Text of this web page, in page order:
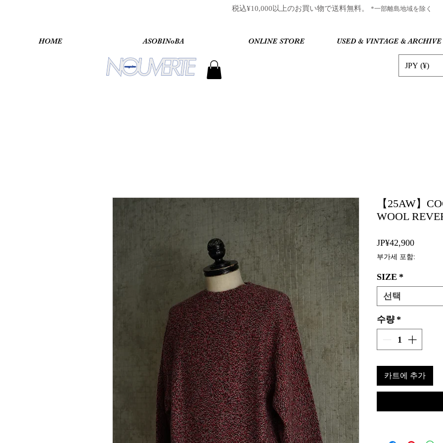
​税込¥10,000以上のお買い物で送料無料。 *一部離島地域を除く
HOME ASOBINoBA ONLINE STORE USED & VINTAGE & ARCHIVE
JPY (¥)
【25AW】
WOOL
JP¥42,900가
격
부가세 포함:
SIZE *
선택
수량 *
카트에 추가